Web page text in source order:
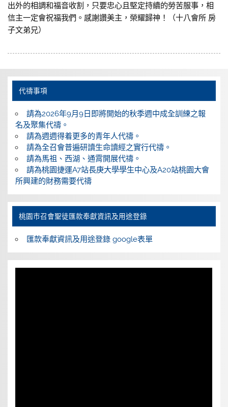
出外的相調和福音收割，只要忠心且堅定持續的勞苦服事，相
信主一定會祝福我們。感謝讚美主，榮耀歸神！（十八會所 房
子文弟兄）
代禱事項
請為2026年9月9日即將開始的秋季週中成全訓練之報
名及聚集代禱。
請為週週得着更多的青年人代禱。
請為全召會普遍研讀生命讀經之實行代禱。
請為馬祖、西湖、通霄開展代禱。
請為桃園捷運A7站長庚大學學生中心及A20站桃園大會
所興建的財務需要代禱
桃園巿召會聖徒匯款奉獻資訊及用途登錄
匯款奉獻資訊及用途登錄 google表單